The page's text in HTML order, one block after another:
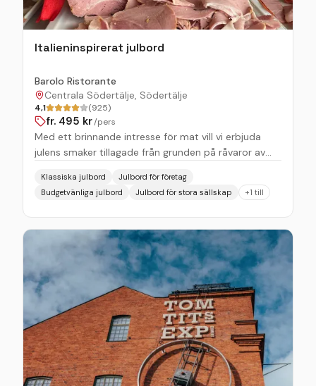
Italieninspirerat julbord
Barolo Ristorante
Centrala Södertälje, Södertälje
4,1 (925)
fr. 495 kr/pers
Med ett brinnande intresse för mat vill vi erbjuda
julens smaker tillagade från grunden på råvaror av
i närområdet. Vi vill ta er tillbaka i tiden och skapa en
smak utöver det vanliga då allting lagas från grunden
som förr. Vi erbjuder er bland annat egna inlagda
sillar, rökta laxar, hemma gjorda syltar och senap.
Närproducerad prinskorv och kalvfärs till
köttbullarna. Ekologiska ägghalvor, potatisar och
grönsaker. Olika slags skinkor bland annat viltsvins
skinka och traditionell skinka. Rökt renstek och
hjortlår. Viltkorvar och korvbockar med olika salami,
även dessa är närproducerade och eller ekologiska.
Utöver julbordets klassiska favoriter har vi även
inspirerats av italienska delikatesser – flera med
vegetariska inslag – som ger buffén en unik och
Klassiska julbord
Julbord för företag
Budgetvänliga julbord
Julbord för stora sällskap +1 till